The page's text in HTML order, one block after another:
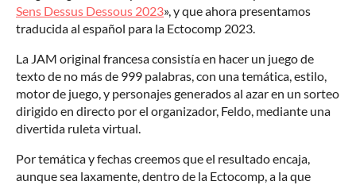
Sens Dessus Dessous 2023», y que ahora presentamos
traducida al español para la Ectocomp 2023.
La JAM original francesa consistía en hacer un juego de
texto de no más de 999 palabras, con una temática, estilo,
motor de juego, y personajes generados al azar en un sorteo
dirigido en directo por el organizador, Feldo, mediante una
divertida ruleta virtual.
Por temática y fechas creemos que el resultado encaja,
aunque sea laxamente, dentro de la Ectocomp, a la que